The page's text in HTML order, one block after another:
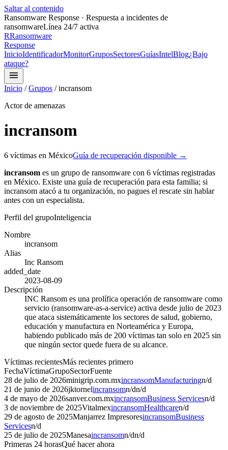
Saltar al contenido
Ransomware Response · Respuesta a incidentes de
ransomwareLínea 24/7 activa
RRansomware
Response
InicioIdentificadorMonitorGruposSectoresGuíasIntelBlog¿Bajo
ataque?
Inicio / Grupos /incransom
Actor de amenazas
incransom
6 víctimas en MéxicoGuía de recuperación disponible →
incransom es un grupo de ransomware con 6 víctimas registradas
en México. Existe una guía de recuperación para esta familia; si
incransom atacó a tu organización, no pagues el rescate sin hablar
antes con un especialista.
Perfil del grupoInteligencia
Nombre
incransom
Alias
Inc Ransom
added_date
2023-08-09
Descripción
INC Ransom es una prolífica operación de ransomware como
servicio (ransomware-as-a-service) activa desde julio de 2023
que ataca sistemáticamente los sectores de salud, gobierno,
educación y manufactura en Norteamérica y Europa,
habiendo publicado más de 200 víctimas tan solo en 2025 sin
que ningún sector quede fuera de su alcance.
Víctimas recientesMás recientes primero
FechaVíctimaGrupoSectorFuente
28 de julio de 2026minigrip.com.mxincransomManufacturingn/d
21 de junio de 2026jktornelincransomn/dn/d
4 de mayo de 2026sanver.com.mxincransomBusiness Servicesn/d
3 de noviembre de 2025VitalmexincransomHealthcaren/d
29 de agosto de 2025Manjarrez ImpresoresincransomBusiness
Servicesn/d
25 de julio de 2025Manesaincransomn/dn/d
Primeras 24 horasQué hacer ahora